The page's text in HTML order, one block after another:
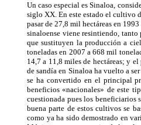
Un caso especial es Sinaloa,
siglo XX. En este estado el cultivo
pasar de 27,8 mil hectáreas en 1993
sinaloense viene resintiendo, tanto
que sustituyen la producción a
toneladas en 2007 a668 mil
14,7 a 11,8 miles de hectáreas; y
de sandía en Sinaloa ha vuelto a
se ha convertido en el principal
beneficios «nacionales» de este
cuestionada pues los beneficiarios
buena parte de estos cultivos se
como ya ha sido demostrado en